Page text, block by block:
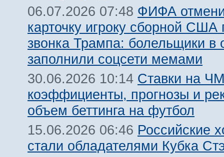
06.07.2026 07:48 ФИФА
карточку игроку сборной США
звонка Трампа: болельщики в
заполнили соцсети мемами
30.06.2026 10:14 Ставки на
коэффициенты, прогнозы и
объем беттинга на футбол
15.06.2026 06:46 Российские
стали обладателями Кубка